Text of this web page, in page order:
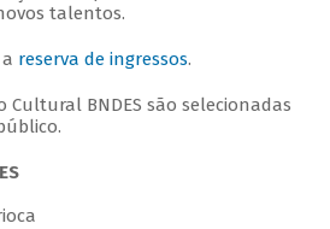
talentos.
reserva de ingressos.
Cultural BNDES são selecionadas